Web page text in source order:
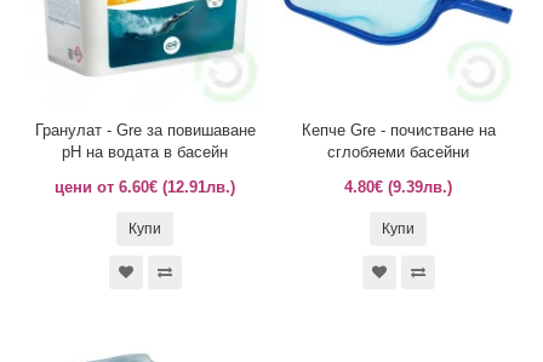
Гранулат - Gre за повишаване
pH на водата в басейн
цени от 6.60€ (12.91лв.)
Купи
Кепче Gre - почистване на
сглобяеми басейни
4.80€ (9.39лв.)
Купи